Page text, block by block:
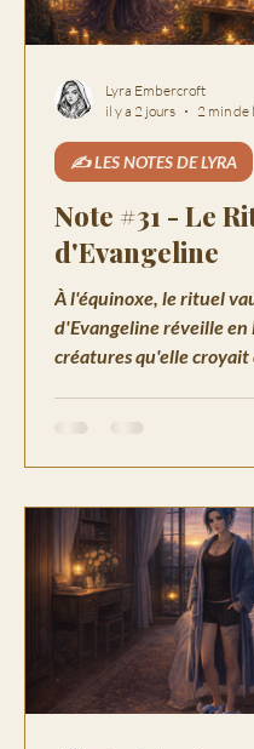
Note #31 - Le
d'Evangeline
À l'équinoxe, le rituel
d'Evangeline réveille en
créatures qu'elle croyait
✍️ LES NOTES DE LYRA
Lyra Embercroft
il y a 2 jours
2 min de